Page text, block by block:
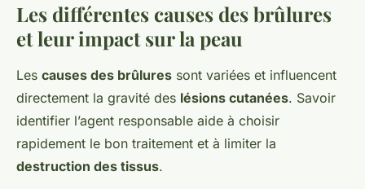
Les différentes causes des brûlures
et leur impact sur la peau
Les causes des brûlures sont variées et influencent
directement la gravité des lésions cutanées. Savoir
identifier l’agent responsable aide à choisir
rapidement le bon traitement et à limiter la
destruction des tissus.